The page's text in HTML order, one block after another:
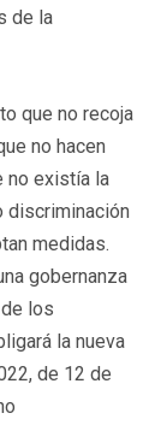
de la
que no recoja
no hacen
no existía la
discriminación
medidas.
gobernanza
los
la nueva
de 12 de